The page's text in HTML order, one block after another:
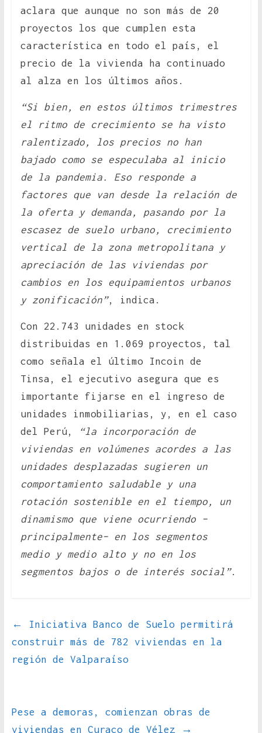
aclara que aunque no son más de 20
proyectos los que cumplen esta
característica en todo el país, el
precio de la vivienda ha continuado
al alza en los últimos años.
“Si bien, en estos últimos trimestres
el ritmo de crecimiento se ha visto
ralentizado, los precios no han
bajado como se especulaba al inicio
de la pandemia. Eso responde a
factores que van desde la relación de
la oferta y demanda, pasando por la
escasez de suelo urbano, crecimiento
vertical de la zona metropolitana y
apreciación de las viviendas por
cambios en los equipamientos urbanos
y zonificación”, indica.
Con 22.743 unidades en stock
distribuidas en 1.069 proyectos, tal
como señala el último Incoin de
Tinsa, el ejecutivo asegura que es
importante fijarse en el ingreso de
unidades inmobiliarias, y, en el caso
del Perú,
“la incorporación de
viviendas en volúmenes acordes a las
unidades desplazadas sugieren un
comportamiento saludable y una
rotación sostenible en el tiempo, un
dinamismo que viene ocurriendo –
principalmente– en los segmentos
medio y medio alto y no en los
segmentos bajos o de interés social”.
←
Iniciativa Banco de Suelo permitirá
construir más de 782 viviendas en la
región de Valparaíso
Pese a demoras, comienzan obras de
viviendas en Curaco de Vélez
→